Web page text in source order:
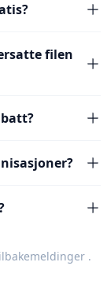
filen
.